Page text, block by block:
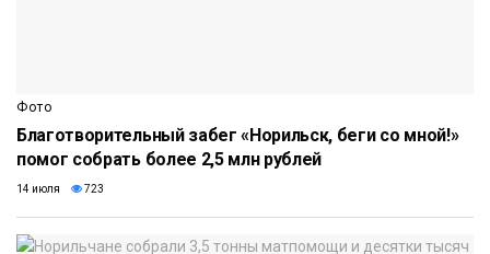
Фото
Благотворительный забег «Норильск, беги со мной!»
помог собрать более 2,5 млн рублей
14 июля 723